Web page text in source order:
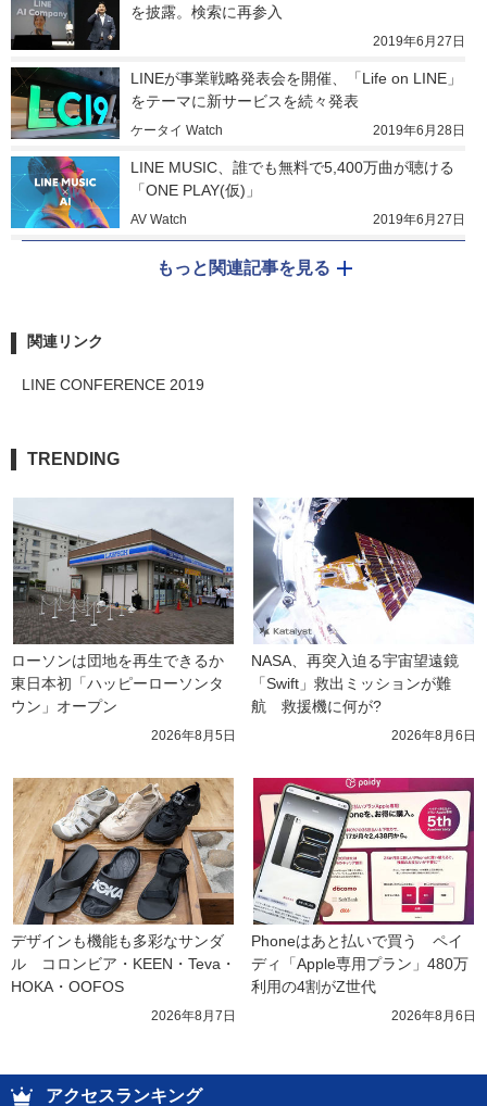
を披露。検索に再参入
2019年6月27日
LINEが事業戦略発表会を開催、「Life on LINE」
をテーマに新サービスを続々発表
ケータイ Watch 2019年6月28日
LINE MUSIC、誰でも無料で5,400万曲が聴ける
「ONE PLAY(仮)」
AV Watch 2019年6月27日
もっと関連記事を見る
関連リンク
LINE CONFERENCE 2019
TRENDING
ローソンは団地を再生できるか
東日本初「ハッピーローソンタ
ウン」オープン
2026年8月5日
NASA、再突入迫る宇宙望遠鏡
「Swift」救出ミッションが難
航　救援機に何が?
2026年8月6日
デザインも機能も多彩なサンダ
ル　コロンビア・KEEN・Teva・
HOKA・OOFOS
2026年8月7日
Phoneはあと払いで買う　ペイ
ディ「Apple専用プラン」480万
利用の4割がZ世代
2026年8月6日
アクセスランキング